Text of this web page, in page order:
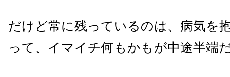
だけど常に残っているのは、病気を
って、イマイチ何もかもが中途半端